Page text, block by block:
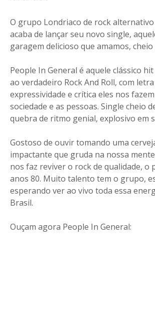
O grupo Londriaco de rock alternativo
acaba de lançar seu novo single,
garagem delicioso que amamos,
People In General é aquele clássico
ao verdadeiro Rock And Roll, com
expressividade e crítica eles nos
sociedade e as pessoas. Single cheio
quebra de ritmo genial, explosivo em
Gostoso de ouvir tomando uma
impactante que gruda na nossa
nos faz reviver o rock de qualidade, o
anos 80. Muito talento tem o grupo,
esperando ver ao vivo toda essa
Brasil.
Ouçam agora People In General: